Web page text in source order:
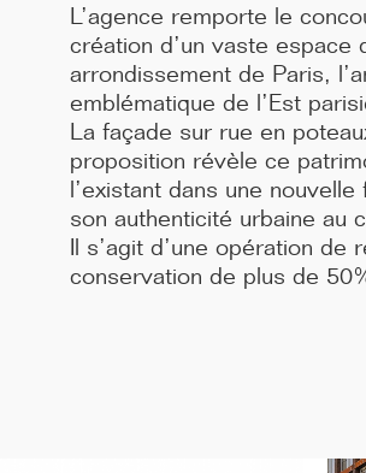
BUREAUX PASTEUR
du 90 Bd Pasteur à Paris ont été
la fidél...[...]
L’agence remporte le
création d’un vaste
arrondissement de Paris,
emblématique de l’Est
La façade sur rue en
proposition révèle ce
l’existant dans une
son authenticité urbaine au
Il s’agit d’une opération de
conservation de plus de